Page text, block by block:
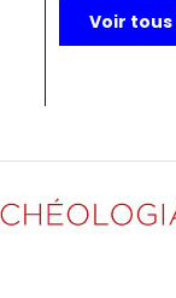
Voir